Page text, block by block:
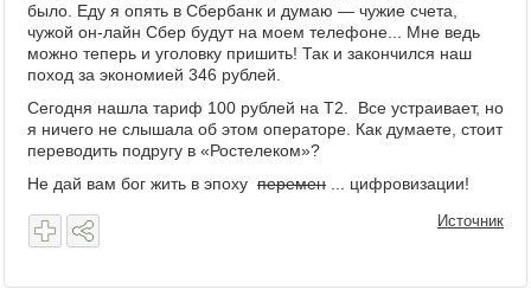
было. Еду я опять в Сбербанк и думаю — чужие счета,
чужой он-лайн Сбер будут на моем телефоне... Мне ведь
можно теперь и уголовку пришить! Так и закончился наш
поход за экономией 346 рублей.
Сегодня нашла тариф 100 рублей на Т2. Все устраивает, но
я ничего не слышала об этом операторе. Как думаете, стоит
переводить подругу в «Ростелеком»?
Не дай вам бог жить в эпоху перемен ... цифровизации!
Источник